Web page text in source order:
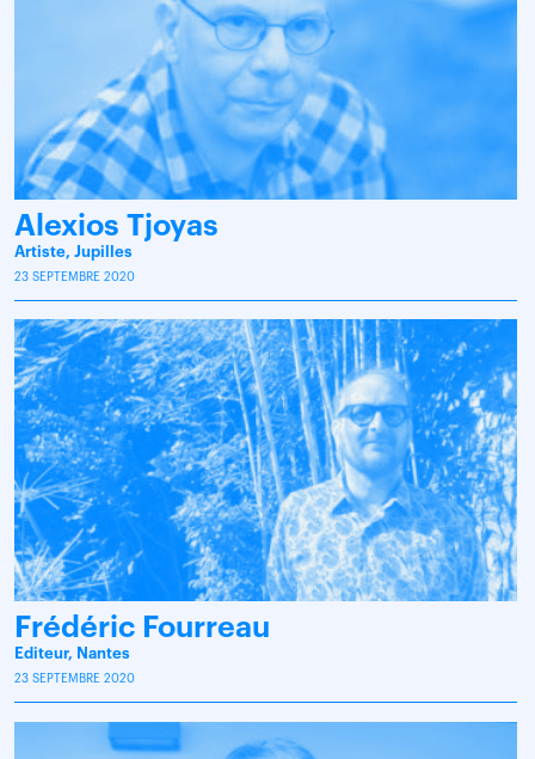
Alexios Tjoyas
Artiste, Jupilles
23 SEPTEMBRE 2020
Frédéric Fourreau
Editeur, Nantes
23 SEPTEMBRE 2020